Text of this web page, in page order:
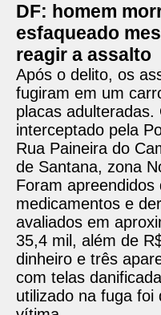
DF: homem
esfaqueado
reagir a assalto
Após o delito, os
fugiram em um
placas adulteradas.
interceptado pela
Rua Paineira do
de Santana, zona
Foram apreendidos
medicamentos e
avaliados em
35,4 mil, além de
dinheiro e três
com telas
utilizado na fuga foi